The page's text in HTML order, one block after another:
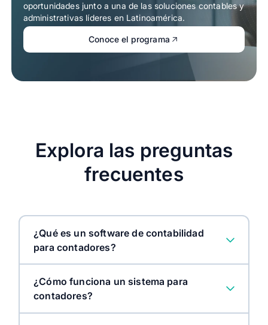
oportunidades junto a una de las soluciones contables y
administrativas líderes en Latinoamérica.
Conoce el programa
Explora las preguntas
frecuentes
¿Qué es un software de contabilidad
para contadores?
¿Cómo funciona un sistema para
contadores?